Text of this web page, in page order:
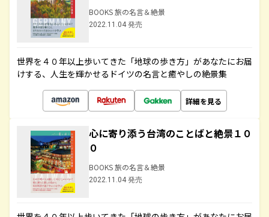
BOOKS 旅の名言＆絶景
2022.11.04 発売
世界を４０年以上歩いてきた「地球の歩き方」があなたにお届
けする、人生を輝かせるドイツの名言と癒やしの絶景集
詳細を見る
心に寄り添う台湾のことばと絶景１０
０
BOOKS 旅の名言＆絶景
2022.11.04 発売